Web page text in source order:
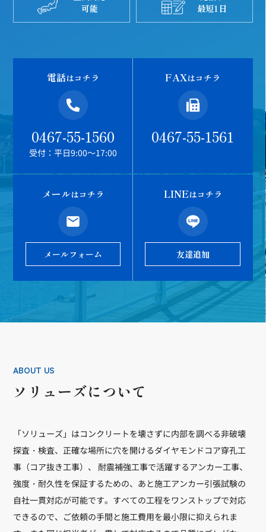
可能
最短1日
電話はコチラ
0467-55-1560
受付：平日9:00～17:00
FAXはコチラ
0467-55-1561
メールはコチラ
メールフォーム
LINEはコチラ
友達追加
ABOUT US
ソリューズについて
「ソリューズ」はコンクリートを壊さずに内部を調べる非破壊
探査・検査、正確な場所に穴を開けるダイヤモンドコア穿孔工
事（コア抜き工事）、 耐震補強工事で活躍するアンカー工事、
強度・耐久性を保証するための、あと施工アンカー引張試験の
自社一貫対応が可能です。すべての工程をワンストップで対応
できるので、ご依頼の手間と施工費用を最小限に抑えられま